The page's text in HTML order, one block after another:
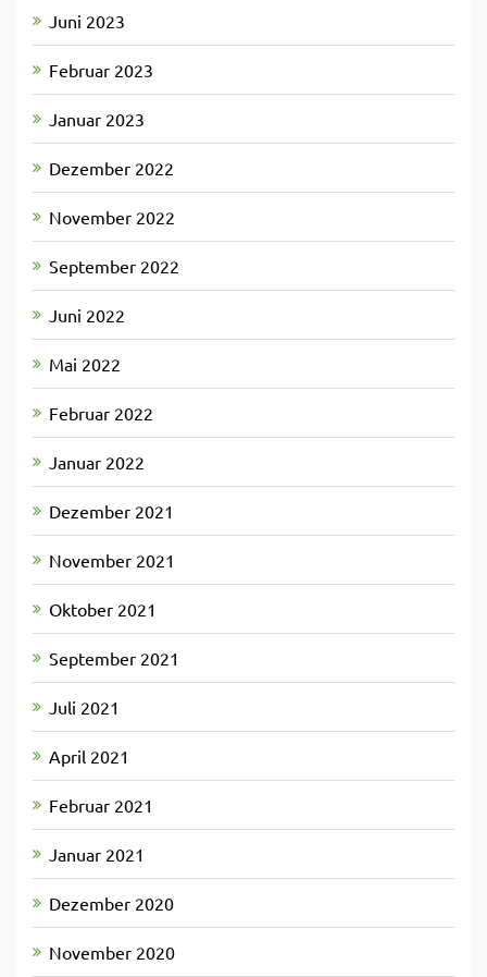
Juni 2023
Februar 2023
Januar 2023
Dezember 2022
November 2022
September 2022
Juni 2022
Mai 2022
Februar 2022
Januar 2022
Dezember 2021
November 2021
Oktober 2021
September 2021
Juli 2021
April 2021
Februar 2021
Januar 2021
Dezember 2020
November 2020